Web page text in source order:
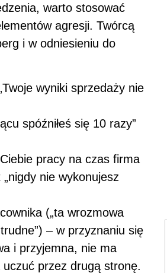
warto stosować
agresji. Twórcą
i w odniesieniu do
wyniki sprzedaży nie
spóźniłeś się 10 razy”
pracy na czas firma
„nigdy nie wykonujesz
(„ta wrozmowa
– w przyznaniu się
i przyjemna, nie ma
przez drugą stronę.